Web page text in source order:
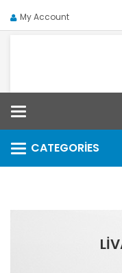
My Account
CATEGORIES
Categories